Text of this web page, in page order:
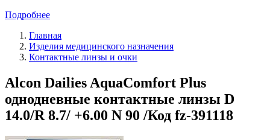
Подробнее
Главная
Изделия медицинского назначения
Контактные линзы и очки
Alcon Dailies AquaComfort Plus
однодневные контактные линзы D
14.0/R 8.7/ +6.00 N 90 /Код fz-391118